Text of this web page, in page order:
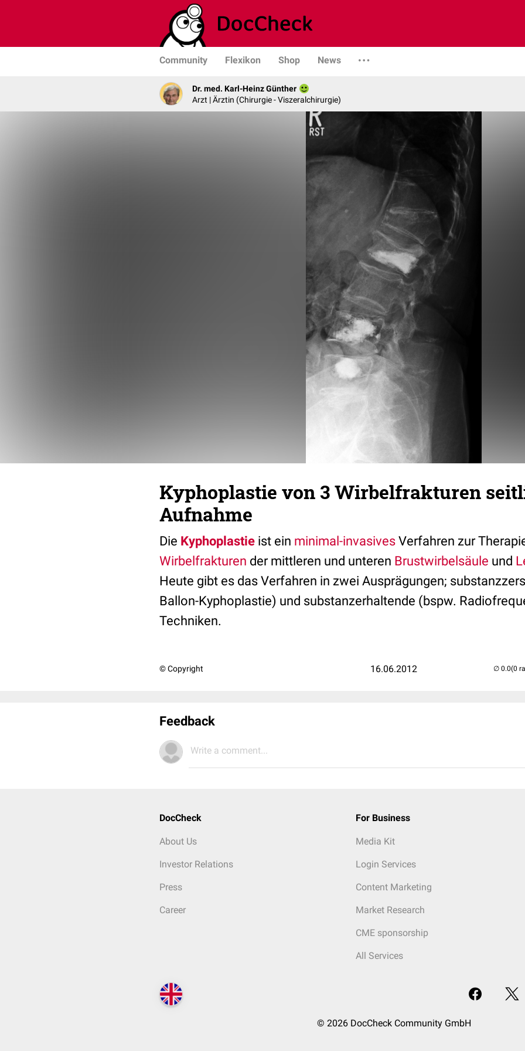
Community Flexikon Shop News
Dr. med. Karl-Heinz Günther
Arzt | Ärztin (Chirurgie - Viszeralchirurgie)
Kyphoplastie von 3 Wirbelfrakturen
Aufnahme
Die Kyphoplastie ist ein minimal-invasives Verfahren zur
Wirbelfrakturen der mittleren und unteren Brustwirbelsäule und
Heute gibt es das Verfahren in zwei Ausprägungen;
Ballon-Kyphoplastie) und substanzerhaltende (bspw.
Techniken.
© Copyright 16.06.2012 (0
Feedback
Write a comment...
DocCheck
About Us
Investor Relations
Press
Career
For Business
Media Kit
Login Services
Content Marketing
Market Research
CME sponsorship
All Services
© 2026 DocCheck Community GmbH